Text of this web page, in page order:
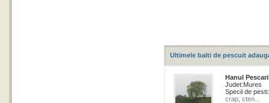
Ultimele balti de pescuit
Hanul
Judet:Mures
Specii de pesti:
crap, cten...